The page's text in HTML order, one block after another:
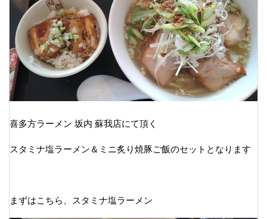
喜多方ラーメン 坂内 蘇我店にて頂く
スタミナ塩ラーメン＆ミニ炙り焼豚ご飯のセットとなります
まずはこちら、スタミナ塩ラーメン